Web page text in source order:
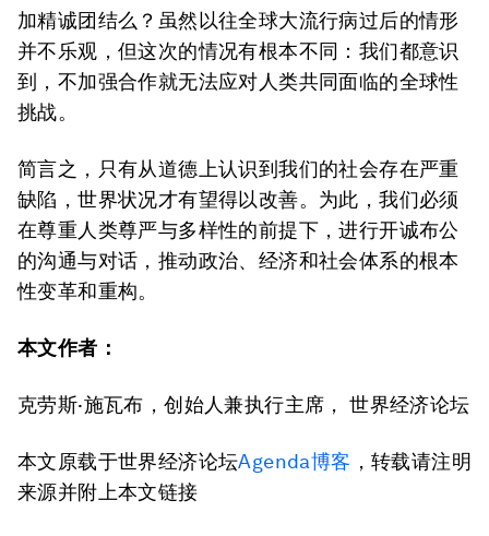
加精诚团结么？虽然以往全球大流行病过后的情形
并不乐观，但这次的情况有根本不同：我们都意识
到，不加强合作就无法应对人类共同面临的全球性
挑战。
简言之，只有从道德上认识到我们的社会存在严重
缺陷，世界状况才有望得以改善。为此，我们必须
在尊重人类尊严与多样性的前提下，进行开诚布公
的沟通与对话，推动政治、经济和社会体系的根本
性变革和重构。
本文作者：
克劳斯·施瓦布，创始人兼执行主席， 世界经济论坛
本文原载于世界经济论坛Agenda博客 ，转载请注明
来源并附上本文链接